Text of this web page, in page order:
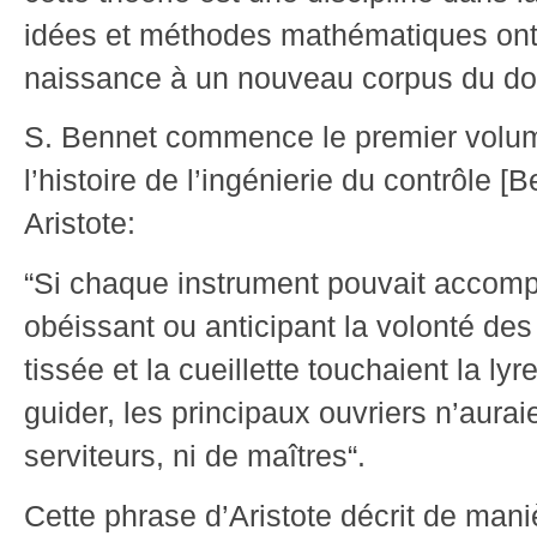
idées et méthodes mathématiques
naissance à un nouveau corpus du
S. Bennet commence le premier
l’histoire de l’ingénierie du contrôle
Aristote:
“Si chaque instrument pouvait
obéissant ou anticipant la volonté
tissée et la cueillette touchaient la
guider, les principaux ouvriers
serviteurs, ni de maîtres“.
Cette phrase d’Aristote décrit de